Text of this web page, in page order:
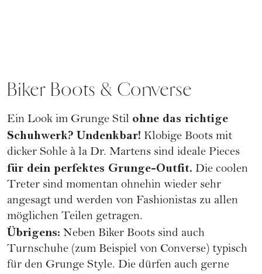
Biker Boots & Converse
Ein Look im Grunge Stil ohne das richtige
Schuhwerk? Undenkbar! Klobige Boots mit
dicker Sohle à la Dr. Martens sind ideale Pieces
für dein perfektes Grunge-Outfit. Die coolen
Treter sind momentan ohnehin wieder sehr
angesagt und werden von Fashionistas zu allen
möglichen Teilen getragen.
Übrigens: Neben Biker Boots sind auch
Turnschuhe (zum Beispiel von Converse) typisch
für den Grunge Style. Die dürfen auch gerne